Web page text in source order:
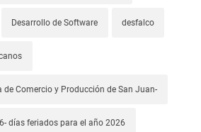
Desarrollo de Software desfalco
de Comercio y Producción de San Juan-
días feriados para el año 2026